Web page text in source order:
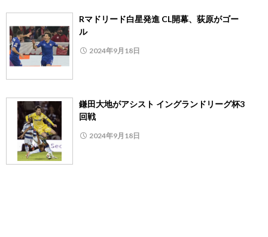
Rマドリード白星発進 CL開幕、荻原がゴー
ル
2024年9月18日
鎌田大地がアシスト イングランドリーグ杯3
回戦
2024年9月18日